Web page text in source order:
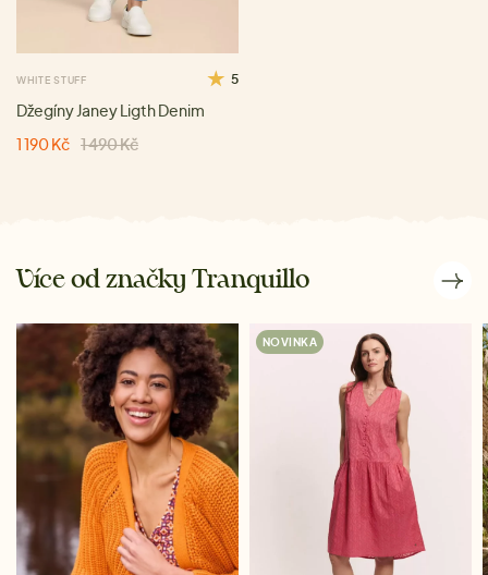
WHITE STUFF 5
Džegíny Janey Ligth Denim
1 190 Kč 1 490 Kč
Více od značky Tranquillo
NOVINKA